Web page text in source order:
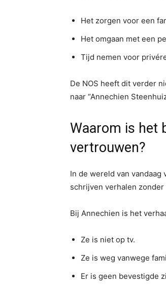
Het zorgen voor een
Het omgaan met een
Tijd nemen voor
De NOS heeft dit verder
naar “Annechien
Waarom is het
vertrouwen?
In de wereld van
schrijven verhalen
Bij Annechien is het
Ze is niet op tv.
Ze is weg vanwege
Er is geen bevestigde